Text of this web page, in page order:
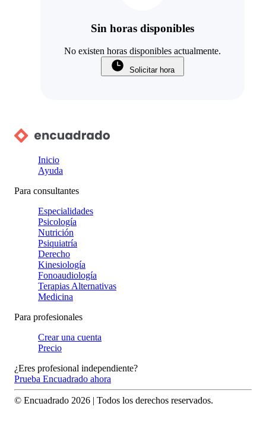
Sin horas disponibles
No existen horas disponibles actualmente.
Solicitar hora
Inicio
Ayuda
Para consultantes
Especialidades
Psicología
Nutrición
Psiquiatría
Derecho
Kinesiología
Fonoaudiología
Terapias Alternativas
Medicina
Para profesionales
Crear una cuenta
Precio
¿Eres profesional independiente?
Prueba Encuadrado ahora
© Encuadrado 2026 | Todos los derechos reservados.